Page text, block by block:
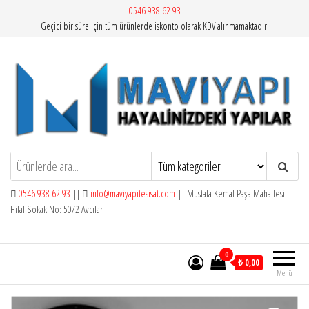
0546 938 62 93
Geçici bir süre için tüm ürünlerde iskonto olarak KDV alınmamaktadır!
Mavi Yapı | Vitra Artema
0546 938 62 93 || info@maviyapitesisat.com || Mustafa Kemal Paşa Mahallesi
Hilal Sokak No: 50/2 Avcılar
Menü
0
₺ 0,00